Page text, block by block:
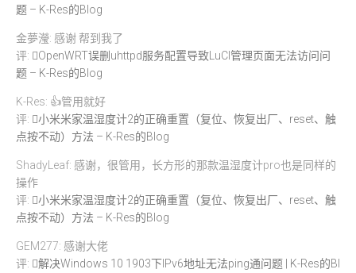
题 – K-Res的Blog
金夢瀅: 感谢 帮到我了
评:
OpenWRT误删uhttpd服务配置导致LuCI管理页面无法访问问
题 – K-Res的Blog
K-Res: 👍管用就好
评:
小米米家温湿度计2的正确重置（复位、恢复出厂、reset、触
点按不动）方法 – K-Res的Blog
ShadyLeaf: 感谢，很管用，长方形的那款温湿度计pro也是同样的
操作
评:
小米米家温湿度计2的正确重置（复位、恢复出厂、reset、触
点按不动）方法 – K-Res的Blog
GEM277: 感谢大佬
评:
解决Windows 10 1903下IPv6地址无法ping通问题 | K-Res的Bl